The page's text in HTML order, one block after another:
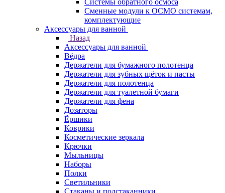
Системы обратного осмоса
Сменные модули к ОСМО системам,
комплектующие
Аксессуары для ванной
Назад
Аксессуары для ванной
Вёдра
Держатели для бумажного полотенца
Держатели для зубных щёток и пасты
Держатели для полотенца
Держатели для туалетной бумаги
Держатели для фена
Дозаторы
Ёршики
Коврики
Косметические зеркала
Крючки
Мыльницы
Наборы
Полки
Светильники
Стаканы и подстаканники